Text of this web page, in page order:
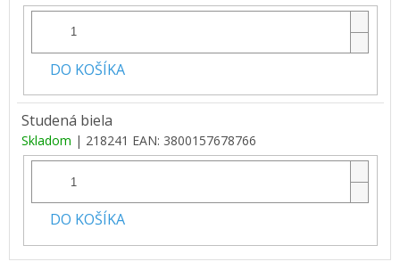
DO KOŠÍKA
Studená biela
Skladom | 218241 EAN: 3800157678766
DO KOŠÍKA